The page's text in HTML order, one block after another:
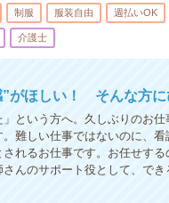
制服 服装自由 週払いOK
介護士
がほしい！ そんな方に
という方へ。久しぶりのお仕
難しい仕事ではないのに、看
れるお仕事です。お任せする
んのサポート役として、でき